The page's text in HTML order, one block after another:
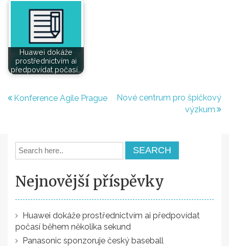
Huawei dokáže
prostřednictvím ai
předpovídat počasí…
Navigace
Konference Agile Prague
Nové centrum pro špičkový
výzkum
Nejnovější příspěvky
Huawei dokáže prostřednictvím ai předpovídat
počasí během několika sekund
Panasonic sponzoruje český baseball